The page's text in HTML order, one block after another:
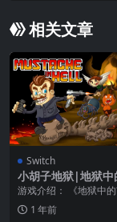
相关文章
Switch
小胡子地狱|地狱
ustache In Hell
游戏介绍： 《地狱中
款滑稽的双棍动作游戏
胡子必须与成群的敌...
1 年前